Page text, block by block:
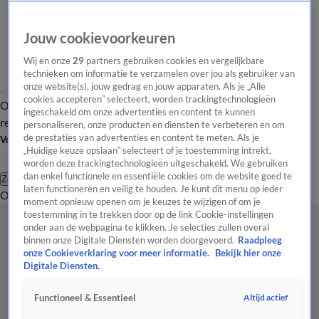
Overzicht Laatste nieuws Regionieuws Het beste van Hart
Tip de
redactie
Volg Hart van Nederland
Zoeken
OverzichtRegioUitzendingenWeerTip de redactiePanelVideo's
Jouw cookievoorkeuren
Wij en onze29 partners gebruiken cookies en vergelijkbare
technieken om informatie te verzamelen over jou als gebruiker van
onze website(s), jouw gedrag en jouw apparaten. Als je „Alle
cookies accepteren” selecteert, worden trackingtechnologieën
ingeschakeld om onze advertenties en content te kunnen
personaliseren, onze producten en diensten te verbeteren en om
de prestaties van advertenties en content te meten. Als je
„Huidige keuze opslaan” selecteert of je toestemming intrekt,
worden deze trackingtechnologieën uitgeschakeld. We gebruiken
dan enkel functionele en essentiële cookies om de website goed te
laten functioneren en veilig te houden. Je kunt dit menu op ieder
moment opnieuw openen om je keuzes te wijzigen of om je
toestemming in te trekken door op de link Cookie-instellingen
onder aan de webpagina te klikken. Je selecties zullen overal
binnen onze Digitale Diensten worden doorgevoerd. Raadpleeg
onze Cookieverklaring voor meer informatie.
Bekijk hier onze
Digitale Diensten.
Functioneel & Essentieel Altijd actief